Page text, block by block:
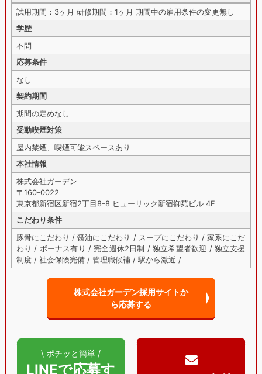
試用期間：3ヶ月 研修期間：1ヶ月 期間中の雇用条件の変更無し
学歴
不問
応募条件
なし
契約期間
期間の定めなし
受動喫煙対策
屋内禁煙、喫煙可能スペースあり
本社情報
株式会社ガーデン
〒160-0022
東京都新宿区新宿2丁目8-8 ヒューリック新宿御苑ビル 4F
こだわり条件
豚骨にこだわり / 醤油にこだわり / スープにこだわり / 家系にこだ
わり / ボーナス有り / 完全週休2日制 / 独立希望者歓迎 / 独立支援
制度 / 社会保険完備 / 管理職候補 / 駅から激近 /
株式会社ガーデン採用サイトか
ら応募する
\ ポチッと簡単 /
LINEで応募す